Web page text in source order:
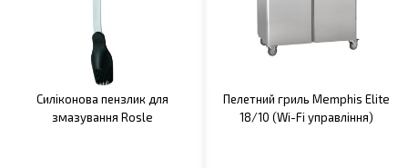
Силіконова пензлик для
змазування Rosle
Пелетний гриль Memphis Elite
18/10 (Wi-Fi управління)